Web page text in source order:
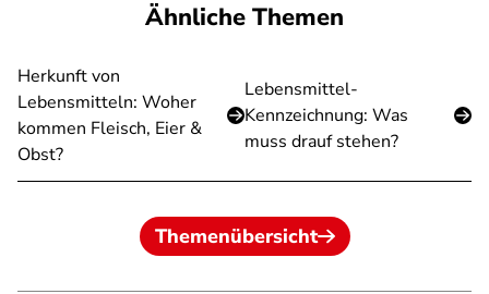
Ähnliche Themen
Herkunft von
Lebensmitteln: Woher
kommen Fleisch, Eier &
Obst?
Lebensmittel-
Kennzeichnung: Was
muss drauf stehen?
Themenübersicht